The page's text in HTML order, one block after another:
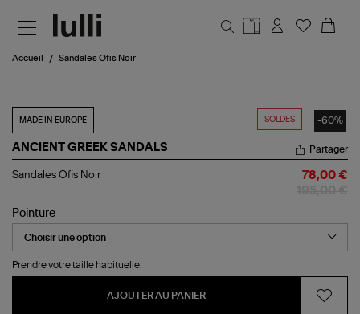
Accueil Sandales Ofis Noir
SOLDES -60%
MADE IN EUROPE
ANCIENT GREEK SANDALS
Sandales
Partager
Sandales Ofis Noir 78,00 €
Pointure
Prendre votre taille habituelle.
AJOUTER AU PANIER